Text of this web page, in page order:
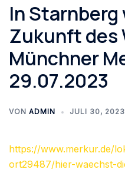
In
Zukunft des
Münchner
29.07.2023
VON ADMIN JULI 30, 2023
https://www.merkur.de/
ort29487/hier-waechst-